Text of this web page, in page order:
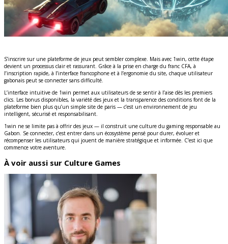
S’inscrire sur une plateforme de jeux peut sembler complexe. Mais avec 1win, cette étape
devient un processus clair et rassurant. Grâce à la prise en charge du franc CFA, à
l’inscription rapide, à l’interface francophone et à l’ergonomie du site, chaque utilisateur
gabonais peut se connecter sans difficulté.
L’interface intuitive de 1win permet aux utilisateurs de se sentir à l’aise dès les premiers
clics. Les bonus disponibles, la variété des jeux et la transparence des conditions font de la
plateforme bien plus qu’un simple site de paris — c’est un environnement de jeu
intelligent, sécurisé et responsabilisant.
1win ne se limite pas à offrir des jeux — il construit une culture du gaming responsable au
Gabon. Se connecter, c’est entrer dans un écosystème pensé pour durer, évoluer et
récompenser les utilisateurs qui jouent de manière stratégique et informée. C’est ici que
commence votre aventure.
À voir aussi sur Culture Games